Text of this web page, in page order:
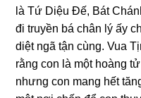
là Tứ Diệu Đế, Bát
đi truyền bá chân lý ấy
diệt ngã tận cùng. Vua
rằng con là một hoàng
nhưng con mang hết